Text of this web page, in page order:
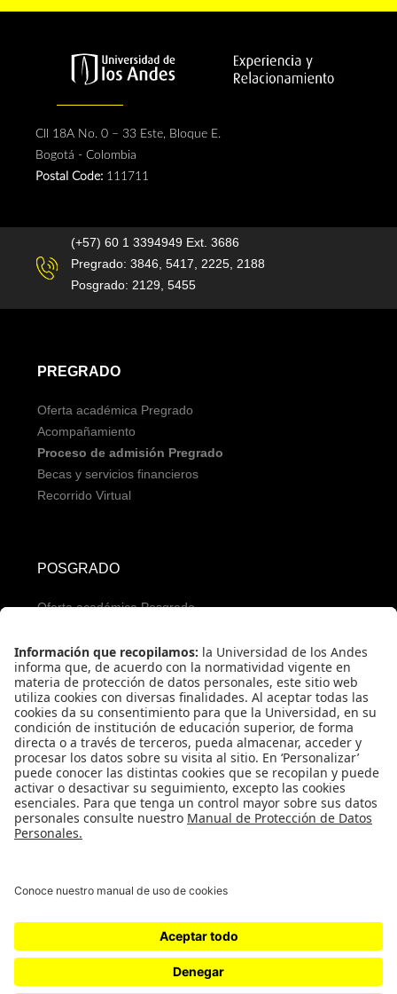
Cll 18A No. 0 – 33 Este, Bloque E.
Bogotá - Colombia
Postal Code: 111711
(+57) 60 1 3394949 Ext. 3686
Pregrado: 3846, 5417, 2225, 2188
Posgrado: 2129, 5455
PREGRADO
Oferta académica Pregrado
Acompañamiento
Proceso de admisión Pregrado
Becas y servicios financieros
Recorrido Virtual
POSGRADO
Oferta académica Posgrado
Proceso de admisión Posgrado
Servicios financieros
REDES SOCIALES PREGRADO
Reconocimiento como Universidad: Decreto 1297 del 30 de mayo de 1964.
Reconocimiento personería jurídica: Resolución 28 del 23 de febrero de 1949